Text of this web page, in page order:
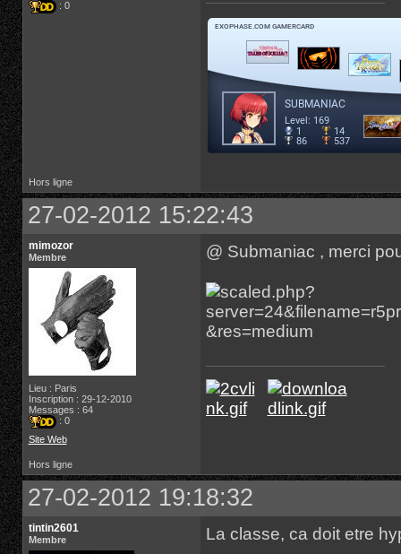
: 0
Hors ligne
27-02-2012 15:22:43
mimozor
Membre
Lieu : Paris
Inscription : 29-12-2010
Messages : 64
: 0
Site Web
@ Submaniac , merci
Hors ligne
27-02-2012 19:18:32
tintin2601
Membre La classe, ca doit etre